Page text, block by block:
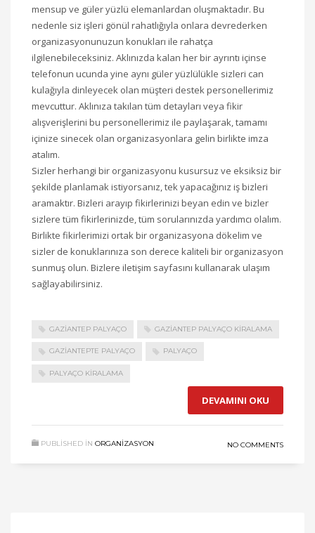
mensup ve güler yüzlü elemanlardan oluşmaktadır. Bu
nedenle siz işleri gönül rahatlığıyla onlara devrederken
organizasyonunuzun konukları ile rahatça
ilgilenebileceksiniz. Aklınızda kalan her bir ayrıntı içinse
telefonun ucunda yine aynı güler yüzlülükle sizleri can
kulağıyla dinleyecek olan müşteri destek personellerimiz
mevcuttur. Aklınıza takılan tüm detayları veya fikir
alışverişlerini bu personellerimiz ile paylaşarak, tamamı
içinize sinecek olan organizasyonlara gelin birlikte imza
atalım.
Sizler herhangi bir organizasyonu kusursuz ve eksiksiz bir
şekilde planlamak istiyorsanız, tek yapacağınız iş bizleri
aramaktır. Bizleri arayıp fikirlerinizi beyan edin ve bizler
sizlere tüm fikirlerinizde, tüm sorularınızda yardımcı olalım.
Birlikte fikirlerimizi ortak bir organizasyona dökelim ve
sizler de konuklarınıza son derece kaliteli bir organizasyon
sunmuş olun. Bizlere iletişim sayfasını kullanarak ulaşım
sağlayabilirsiniz.
GAZIANTEP PALYAÇO GAZIANTEP PALYAÇO KIRALAMA
GAZIANTEPTE PALYAÇO PALYAÇO
PALYAÇO KIRALAMA
DEVAMINI OKU
PUBLISHED IN ORGANIZASYON NO COMMENTS